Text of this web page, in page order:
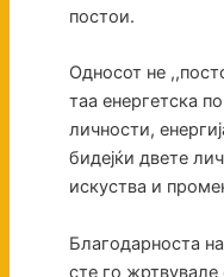
постои.
Односот не
таа енергетска
личности,
бидејќи двете
искуства и
Благодарноста
сте го жртвувале